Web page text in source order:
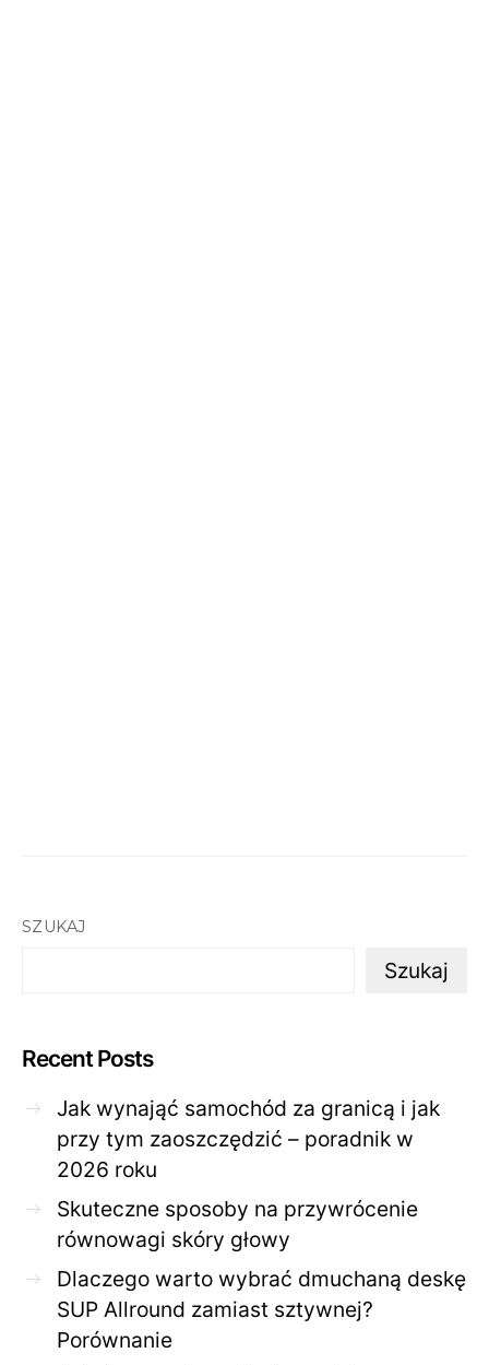
SZUKAJ
Szukaj
Recent Posts
Jak wynająć samochód za granicą i jak
przy tym zaoszczędzić – poradnik w
2026 roku
Skuteczne sposoby na przywrócenie
równowagi skóry głowy
Dlaczego warto wybrać dmuchaną deskę
SUP Allround zamiast sztywnej?
Porównanie